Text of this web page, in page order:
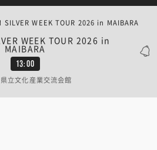
13:00
WEEK TOUR 2026 in
MAIBARA
WEEK TOUR 2026 in MAIBARA
立文化産業交流会館